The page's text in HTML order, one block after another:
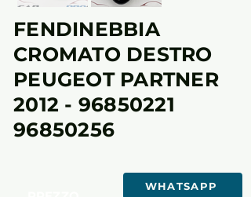
FENDINEBBIA
CROMATO DESTRO
PEUGEOT PARTNER
2012 - 96850221
96850256
WHATSAPP